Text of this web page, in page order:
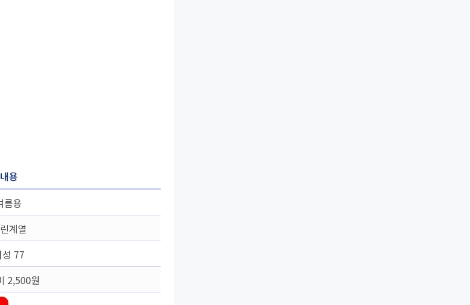
내용
름용
계열
성 77
2,500원